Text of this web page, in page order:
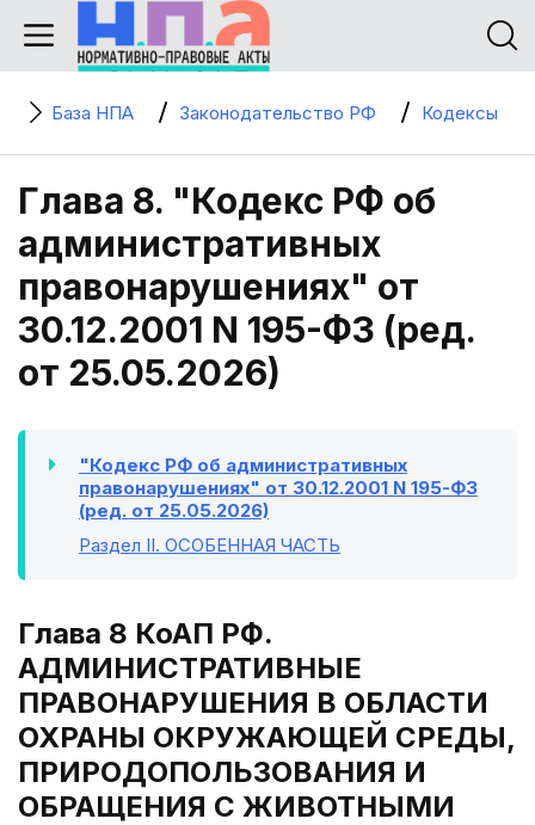
База НПА Законодательство РФ Кодексы
Глава 8. "Кодекс РФ об
административных
правонарушениях" от
30.12.2001 N 195-ФЗ (ред.
от 25.05.2026)
"Кодекс РФ об административных
правонарушениях" от 30.12.2001 N 195-ФЗ
(ред. от 25.05.2026)
Раздел II. ОСОБЕННАЯ ЧАСТЬ
Глава 8 КоАП РФ.
АДМИНИСТРАТИВНЫЕ
ПРАВОНАРУШЕНИЯ В ОБЛАСТИ
ОХРАНЫ ОКРУЖАЮЩЕЙ СРЕДЫ,
ПРИРОДОПОЛЬЗОВАНИЯ И
ОБРАЩЕНИЯ С ЖИВОТНЫМИ